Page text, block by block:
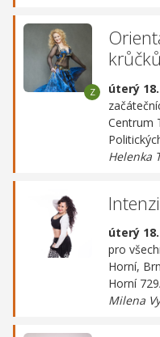
krůčků
úterý 18.
Centrum
Helenka
úterý 18.
pro
Horní,
Horní
Milena